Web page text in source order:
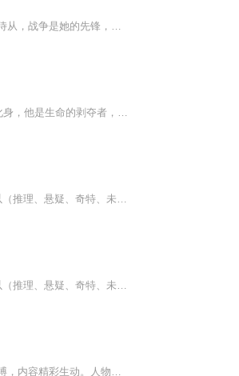
日更一集【内容简介】黑暗之中，夜宸高举王座，执掌死亡，恐怖是她的使者，痛苦是她的侍从，战争是她的先锋，瘟疫是她的护卫。经历无限的世界，她将死亡带给所有人，完成惊悚的任务，她将敌人的头颅踏在脚下。【作者/主播简介】作者：九片竹叶，网络小说作...
《免费有声剧》 武道境界，最强为武帝，武帝之中有最强者，被尊之为君主。 他是死神的化身，他是生命的剥夺者，他带来无尽的死亡，他威压诸天万界，令所有武帝两股战战。 他叫死亡君主。 所有武帝，都巴不得这么一位强势的君主死去，所以死亡君主必须死…...
这是一部非常好听的有声小说，听过的感觉非常不错，故事扑朔迷离，情节跌宕起伏，?是以（推理、悬疑、奇特、未知、血腥、架空、恐怖、刺激）等风格模式构成的虚幻故事。?为了提供更多优秀的有声作品，请多多宣传和推荐本书，这是一种支持与鼓励！欢迎您的意见和建议，我们将不断提升自己，给大家呢带来更多优秀的作品。请大家多多支持，好听就请小伙伴一起来吧。只就是对我们最大的支持了.有声小说的未来，是需要大家共同的努力!? 友情提示:听书是种生活的品味，在品味生活的同时，请关注你身...
这是一部非常好听的有声小说，听过的感觉非常不错，故事扑朔迷离，情节跌宕起伏，?是以（推理、悬疑、奇特、未知、架空、恐怖、刺激）等风格模式构成的虚幻故事。?为了提供更多优秀的有声作品，请多多宣传和推荐本书，这是一种支持与鼓励！欢迎您的意见和建议，我们将不断提升自己，给大家呢带来更多优秀的作品。请大家多多支持，好听就请小伙伴一起来吧。只就是对我们最大的支持了.有声小说的未来，是需要大家共同的努力!? 友情提示:听书是种生活的品味，在品味生活的同时，请关注你身边的亲...
经典作品推荐，绝对震撼您的心灵。高品质获奖小说。。大家多支持，小说情节进口时间脉搏，内容精彩生动。人物刻画细腻到位。给您一种身临其境的感觉，也欢迎多提建议和意见。我们将不断改进学习，争取带给大家优秀的作品。您的每一次聆听都是对我们最大的支持和厚爱。谢谢！